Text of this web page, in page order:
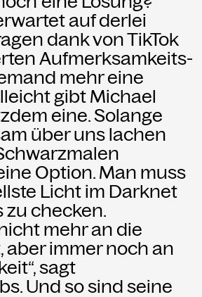
auf derlei
dank von TikTok
Aufmerksamkeits-
mehr eine
gibt Michael
eine. Solange
über uns lachen
Option. Man muss
Licht im Darknet
zu checken.
mehr an die
aber immer noch an
sagt
Und so sind seine